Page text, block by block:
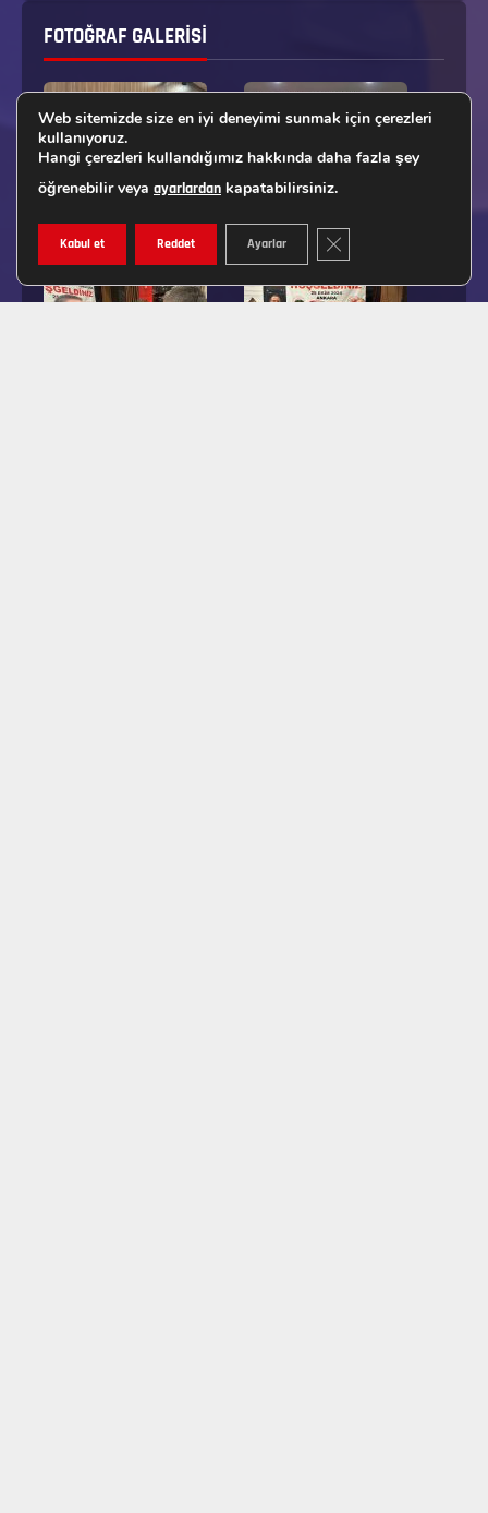
FOTOĞRAF GALERISI
Web sitemizde size en iyi deneyimi sunmak için çerezleri
kullanıyoruz.
Hangi çerezleri kullandığımız hakkında daha fazla şey
öğrenebilir veya ayarlardan kapatabilirsiniz.
Kabul et Reddet Ayarlar GDPR ÇEREZ ŞERIDINI